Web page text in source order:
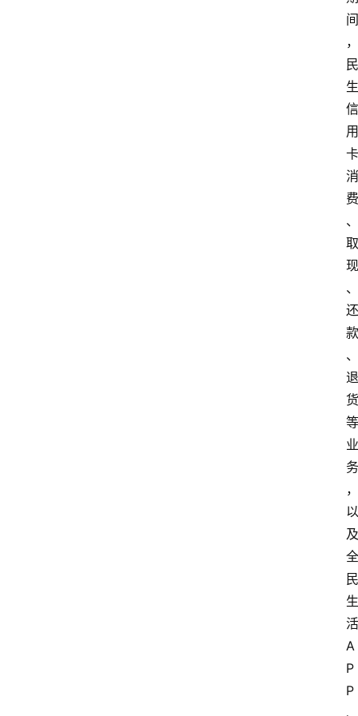
间
，
民
生
信
用
卡
消
费
、
取
现
、
还
款
、
退
货
等
业
务
，
以
及
全
民
生
活
A
P
P
、